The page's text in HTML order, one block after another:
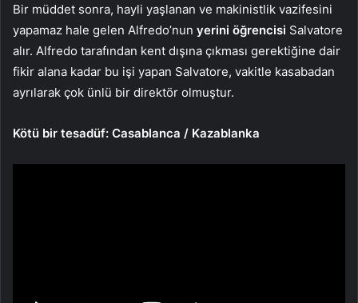
Bir müddet sonra, hayli yaşlanan ve makinistlik vazifesini
yapamaz hale gelen Alfredo’nun yerini öğrencisi Salvatore
alır. Alfredo tarafından kent dışına çıkması gerektiğine dair
fikir alana kadar bu işi yapan Salvatore, vakitle kasabadan
ayrılarak çok ünlü bir direktör olmuştur.
Kötü bir tesadüf: Casablanca / Kazablanka